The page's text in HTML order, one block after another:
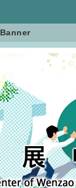
Banner